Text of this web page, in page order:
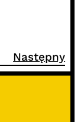
Następny